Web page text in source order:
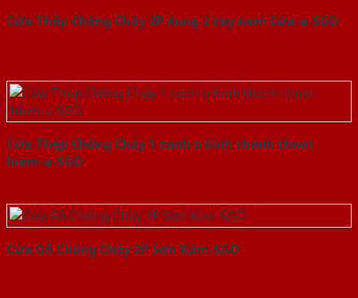
Cửa Thép Chống Cháy 2P dung 2 tay nam Cửa-a-SGD
Cửa Thép Chống Cháy 1 canh o kinh thanh thoat
hiem-a-SGD
Cửa Gỗ Chống Cháy 2P Sơn Xám-SGD